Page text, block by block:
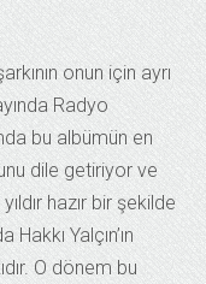
onun için ayrı
Radyo
bu albümün en
dile getiriyor ve
hazır bir şekilde
Yalçın’ın
O dönem bu